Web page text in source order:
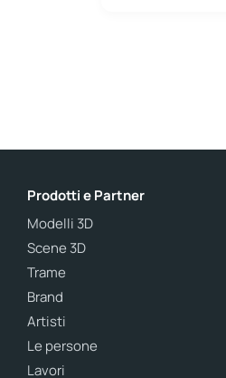
Prodotti e Partner
Modelli 3D
Scene 3D
Trame
Brand
Artisti
Le persone
Lavori